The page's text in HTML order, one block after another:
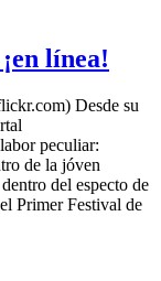
línea!
Desde su
peculiar:
de la jóven
del especto de
Primer Festival de